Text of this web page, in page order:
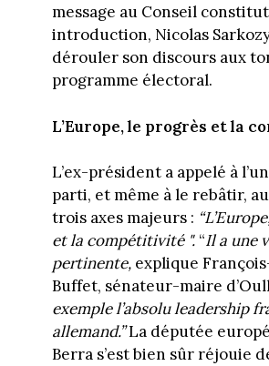
message au Conseil
introduction, Nicolas
dérouler son discours aux
programme électoral.
L’Europe, le progrès et la
L’ex-président a appelé à
parti, et même à le rebâtir,
trois axes majeurs :
et la compétitivité ".“Il a une
pertinente,explique
Buffet, sénateur-maire
exemple l’absolu leadership
allemand.”La députée
Berra s’est bien sûr réjouie